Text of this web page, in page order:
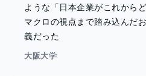
ような「日本企業がこれから
マクロの視点まで踏み込んだ
義だった
大阪大学